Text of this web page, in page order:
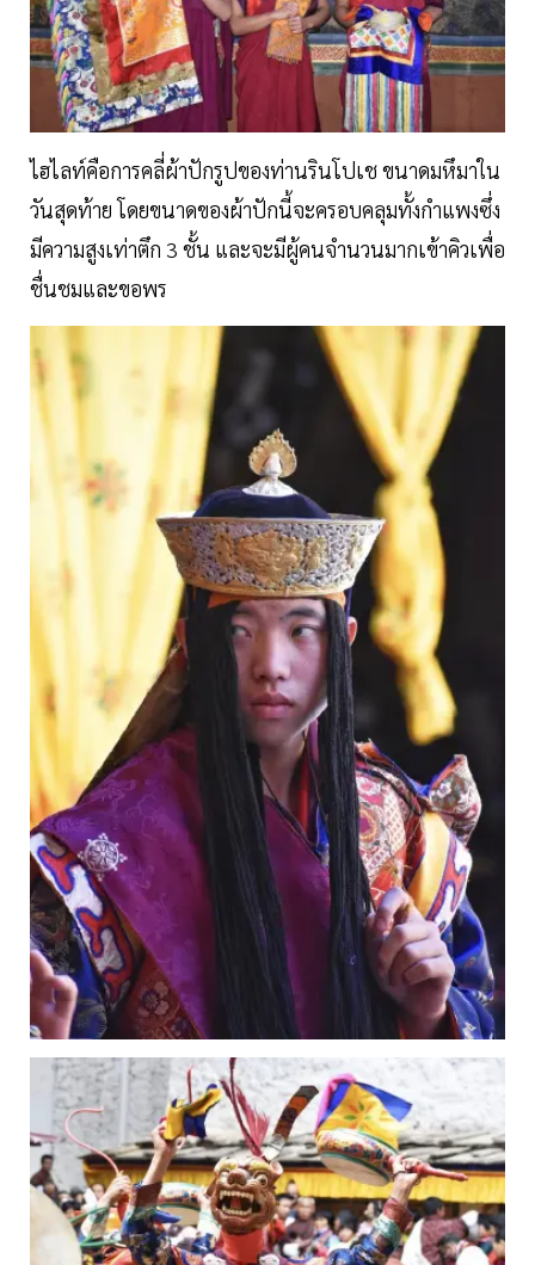
ไฮไลท์คือการคลี่ผ้าปักรูปของท่านรินโปเช ขนาดมหึมาใน
วันสุดท้าย โดยขนาดของผ้าปักนี้จะครอบคลุมทั้งกำแพงซึ่ง
มีความสูงเท่าตึก 3 ชั้น และจะมีผู้คนจำนวนมากเข้าคิวเพื่อ
ชื่นชมและขอพร